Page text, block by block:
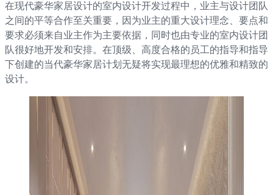
在现代豪华家居设计的室内设计开发过程中，业主与设计团队
之间的平等合作至关重要，因为业主的重大设计理念、要点和
要求必须来自业主作为主要依据，同时也由专业的室内设计团
队很好地开发和安排。在顶级、高度合格的员工的指导和指导
下创建的当代豪华家居计划无疑将实现最理想的优雅和精致的
设计。